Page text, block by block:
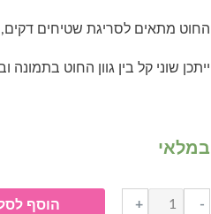
החוט מתאים לסריגת שטיחים דקים,
ייתכן שוני קל בין גוון החוט בתמונה
במלאי
-
כמות+ הוסף